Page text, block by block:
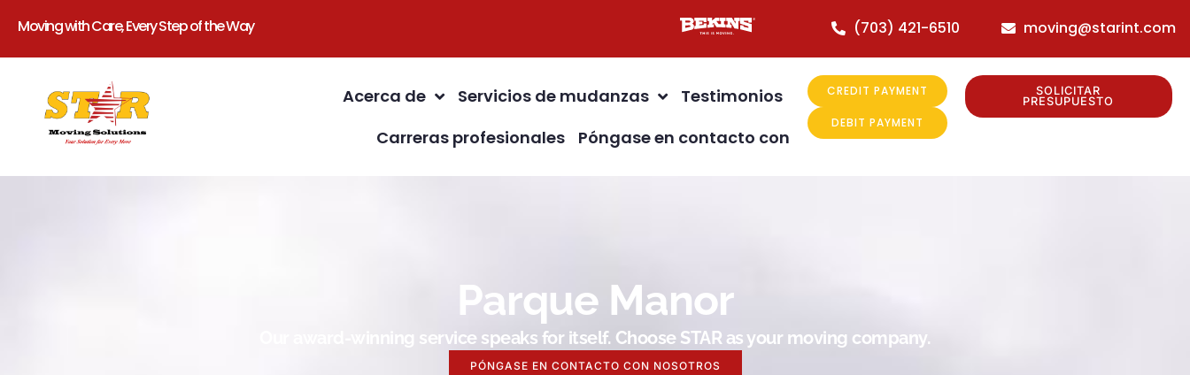
Moving with Care, Every Step of the Way (703) 421-6510 moving@starint.com
Acerca de Servicios de mudanzas
Testimonios
Carreras profesionales
Póngase en contacto con
CREDIT PAYMENT
DEBIT PAYMENT
SOLICITAR
PRESUPUESTO
Parque Manor
Our award-winning service speaks for itself. Choose STAR as your moving company.
PÓNGASE EN CONTACTO CON NOSOTROS